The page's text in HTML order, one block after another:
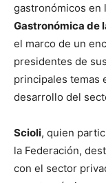
gastronómicos en
Gastronómica de
el marco de un
presidentes de
principales temas
desarrollo del
Scioli, quien
la Federación,
con el sector